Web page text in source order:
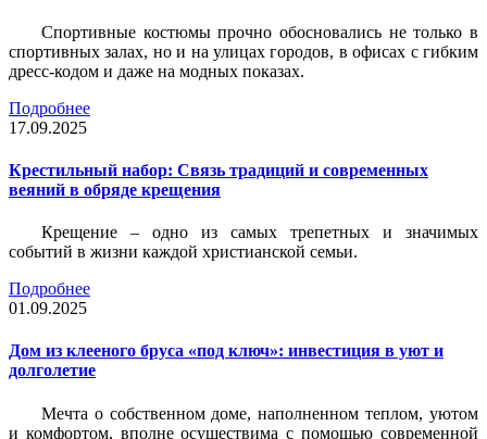
Спортивные костюмы прочно обосновались не только в
спортивных залах, но и на улицах городов, в офисах с гибким
дресс-кодом и даже на модных показах.
Подробнее
17.09.2025
Крестильный набор: Связь традиций и современных
веяний в обряде крещения
Крещение – одно из самых трепетных и значимых
событий в жизни каждой христианской семьи.
Подробнее
01.09.2025
Дом из клееного бруса «под ключ»: инвестиция в уют и
долголетие
Мечта о собственном доме, наполненном теплом, уютом
и комфортом, вполне осуществима с помощью современной